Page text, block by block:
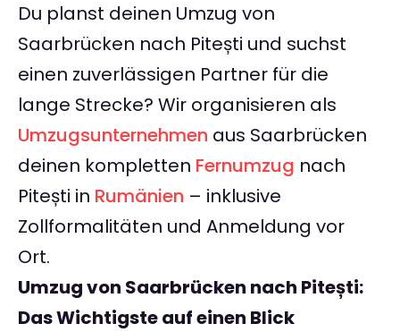
Du planst deinen Umzug von
Saarbrücken nach Pitești und suchst
einen zuverlässigen Partner für die
lange Strecke? Wir organisieren als
Umzugsunternehmen aus Saarbrücken
deinen kompletten Fernumzug nach
Pitești in Rumänien – inklusive
Zollformalitäten und Anmeldung vor
Ort.
Umzug von Saarbrücken nach Pitești:
Das Wichtigste auf einen Blick